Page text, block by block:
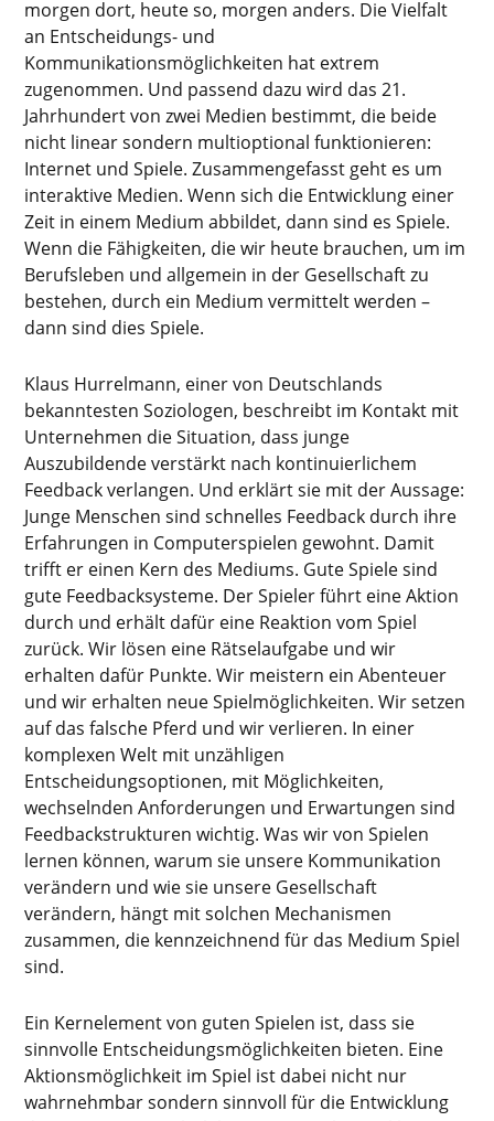
morgen dort, heute so, morgen anders. Die Vielfalt
an Entscheidungs- und
Kommunikationsmöglichkeiten hat extrem
zugenommen. Und passend dazu wird das 21.
Jahrhundert von zwei Medien bestimmt, die beide
nicht linear sondern multioptional funktionieren:
Internet und Spiele. Zusammengefasst geht es um
interaktive Medien. Wenn sich die Entwicklung einer
Zeit in einem Medium abbildet, dann sind es Spiele.
Wenn die Fähigkeiten, die wir heute brauchen, um im
Berufsleben und allgemein in der Gesellschaft zu
bestehen, durch ein Medium vermittelt werden –
dann sind dies Spiele.
Klaus Hurrelmann, einer von Deutschlands
bekanntesten Soziologen, beschreibt im Kontakt mit
Unternehmen die Situation, dass junge
Auszubildende verstärkt nach kontinuierlichem
Feedback verlangen. Und erklärt sie mit der Aussage:
Junge Menschen sind schnelles Feedback durch ihre
Erfahrungen in Computerspielen gewohnt. Damit
trifft er einen Kern des Mediums. Gute Spiele sind
gute Feedbacksysteme. Der Spieler führt eine Aktion
durch und erhält dafür eine Reaktion vom Spiel
zurück. Wir lösen eine Rätselaufgabe und wir
erhalten dafür Punkte. Wir meistern ein Abenteuer
und wir erhalten neue Spielmöglichkeiten. Wir setzen
auf das falsche Pferd und wir verlieren. In einer
komplexen Welt mit unzähligen
Entscheidungsoptionen, mit Möglichkeiten,
wechselnden Anforderungen und Erwartungen sind
Feedbackstrukturen wichtig. Was wir von Spielen
lernen können, warum sie unsere Kommunikation
verändern und wie sie unsere Gesellschaft
verändern, hängt mit solchen Mechanismen
zusammen, die kennzeichnend für das Medium Spiel
sind.
Ein Kernelement von guten Spielen ist, dass sie
sinnvolle Entscheidungsmöglichkeiten bieten. Eine
Aktionsmöglichkeit im Spiel ist dabei nicht nur
wahrnehmbar sondern sinnvoll für die Entwicklung